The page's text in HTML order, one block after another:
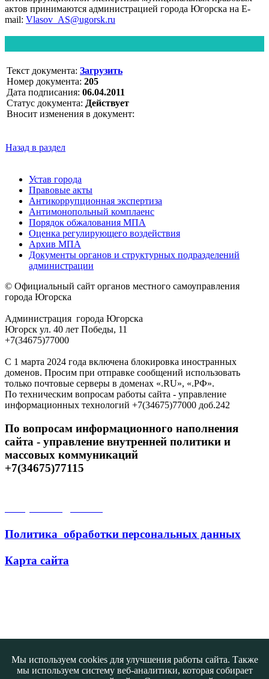
актов принимаются администрацией города Югорска на E-
mail: Vlasov_AS@ugorsk.ru
Текст документа: Загрузить
Номер документа: 205
Дата подписания: 06.04.2011
Статус документа: Действует
Вносит изменения в документ:
Назад в раздел
Устав города
Правовые акты
Антикоррупционная экспертиза
Антимонопольный комплаенс
Порядок обжалования МПА
Оценка регулирующего воздействия
Архив МПА
Документы органов и структурных подразделений
администрации
© Официальный сайт органов местного самоуправления
города Югорска
Администрация города Югорска
Югорск ул. 40 лет Победы, 11
+7(34675)77000
С 1 марта 2024 года включена блокировка иностранных
доменов. Просим при отправке сообщений использовать
только почтовые серверы в доменах «.RU», «.РФ».
По техническим вопросам работы сайта - управление
информационных технологий +7(34675)77000 доб.242
По вопросам информационного наполнения
сайта - управление внутренней политики и
массовых коммуникаций
+7(34675)77115
Политика обработки персональных данных
Карта сайта
Мы используем cookies для улучшения работы сайта. Также
мы используем систему веб-аналитики, которая собирает